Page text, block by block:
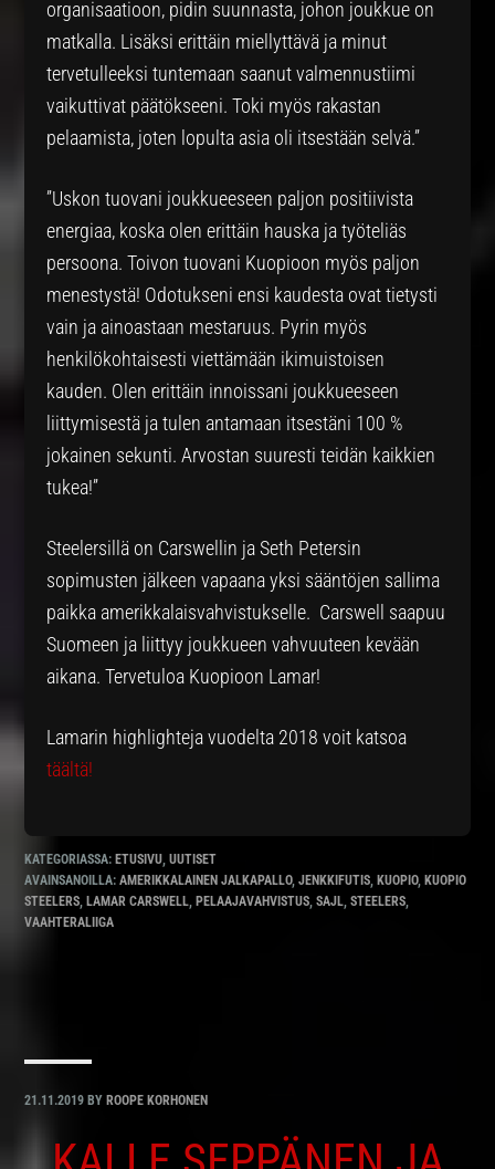
organisaatioon, pidin suunnasta, johon joukkue on
matkalla. Lisäksi erittäin miellyttävä ja minut
tervetulleeksi tuntemaan saanut valmennustiimi
vaikuttivat päätökseeni. Toki myös rakastan
pelaamista, joten lopulta asia oli itsestään selvä.”
”Uskon tuovani joukkueeseen paljon positiivista
energiaa, koska olen erittäin hauska ja työteliäs
persoona. Toivon tuovani Kuopioon myös paljon
menestystä! Odotukseni ensi kaudesta ovat tietysti
vain ja ainoastaan mestaruus. Pyrin myös
henkilökohtaisesti viettämään ikimuistoisen
kauden. Olen erittäin innoissani joukkueeseen
liittymisestä ja tulen antamaan itsestäni 100 %
jokainen sekunti. Arvostan suuresti teidän kaikkien
tukea!”
Steelersillä on Carswellin ja Seth Petersin
sopimusten jälkeen vapaana yksi sääntöjen sallima
paikka amerikkalaisvahvistukselle. Carswell saapuu
Suomeen ja liittyy joukkueen vahvuuteen kevään
aikana. Tervetuloa Kuopioon Lamar!
Lamarin highlighteja vuodelta 2018 voit katsoa
täältä!
KATEGORIASSA: ETUSIVU,UUTISET
AVAINSANOILLA:AMERIKKALAINEN JALKAPALLO,JENKKIFUTIS, KUOPIO, KUOPIO
STEELERS, LAMAR CARSWELL, PELAAJAVAHVISTUS,SAJL,STEELERS,
VAAHTERALIIGA
21.11.2019 BY ROOPE KORHONEN